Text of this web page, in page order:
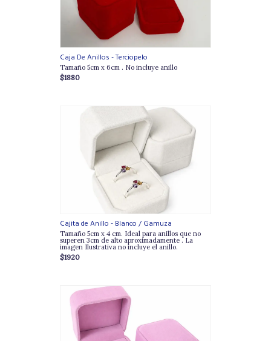
Caja De Anillos - Terciopelo
Tamaño 5cm x 6cm . No incluye anillo
$1880
Cajita de Anillo - Blanco / Gamuza
Tamaño 5cm x 4 cm. Ideal para anillos que no
superen 3cm de alto aproximadamente . La
imagen Ilustrativa no incluye el anillo.
$1920